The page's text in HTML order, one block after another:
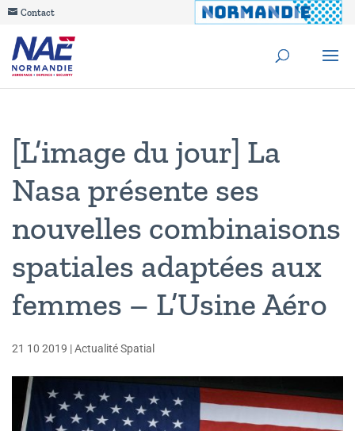
Contact
[L’image du jour] La
Nasa présente ses
nouvelles combinaisons
spatiales adaptées aux
femmes – L’Usine Aéro
21 10 2019 |Actualité Spatial